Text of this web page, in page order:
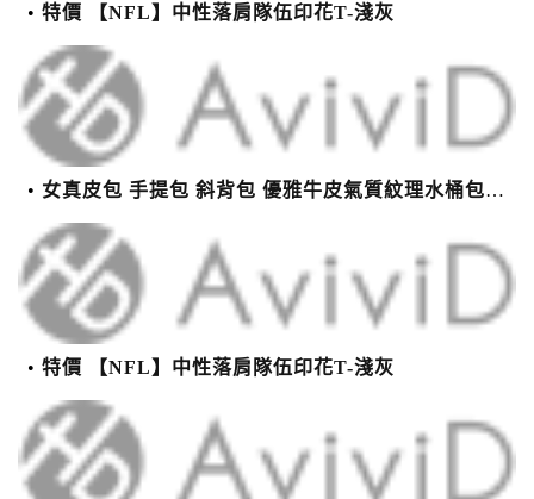
特價 【NFL】中性落肩隊伍印花T-淺灰
女真皮包 手提包 斜背包 優雅牛皮氣質紋理水桶包(2色)【XBO7950112】＊艾美時尚(現+預)
特價 【NFL】中性落肩隊伍印花T-淺灰